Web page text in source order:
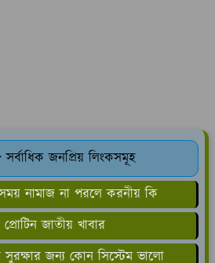
জনপ্রিয় লিংকসমূহ
নামাজ না পরলে করনীয় কি
জাতীয় খাবার
জন্য কোন সিস্টেম ভালো